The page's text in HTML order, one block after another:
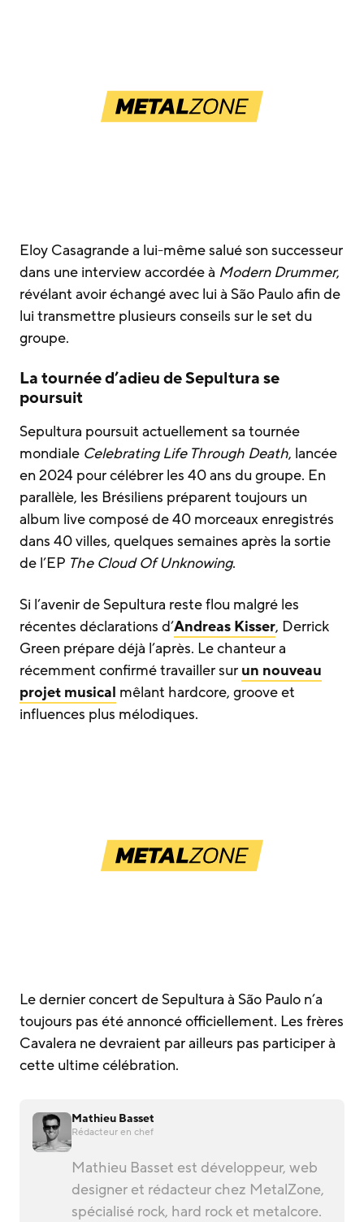
Eloy Casagrande a lui-même salué son successeur
dans une interview accordée à Modern Drummer,
révélant avoir échangé avec lui à São Paulo afin de
lui transmettre plusieurs conseils sur le set du
groupe.
La tournée d’adieu de Sepultura se
poursuit
Sepultura poursuit actuellement sa tournée
mondiale Celebrating Life Through Death, lancée
en 2024 pour célébrer les 40 ans du groupe. En
parallèle, les Brésiliens préparent toujours un
album live composé de 40 morceaux enregistrés
dans 40 villes, quelques semaines après la sortie
de l’EP The Cloud Of Unknowing.
Si l’avenir de Sepultura reste flou malgré les
récentes déclarations d’Andreas Kisser, Derrick
Green prépare déjà l’après. Le chanteur a
récemment confirmé travailler sur un nouveau
projet musical mêlant hardcore, groove et
influences plus mélodiques.
Le dernier concert de Sepultura à São Paulo n’a
toujours pas été annoncé officiellement. Les frères
Cavalera ne devraient par ailleurs pas participer à
cette ultime célébration.
Mathieu Basset
Rédacteur en chef
Mathieu Basset est développeur, web
designer et rédacteur chez MetalZone,
spécialisé rock, hard rock et metalcore.